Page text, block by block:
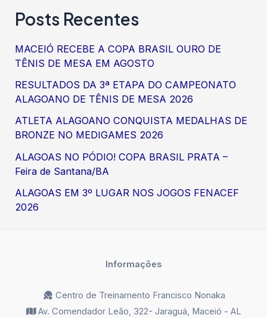
Posts Recentes
MACEIÓ RECEBE A COPA BRASIL OURO DE
TÊNIS DE MESA EM AGOSTO
RESULTADOS DA 3ª ETAPA DO CAMPEONATO
ALAGOANO DE TÊNIS DE MESA 2026
ATLETA ALAGOANO CONQUISTA MEDALHAS DE
BRONZE NO MEDIGAMES 2026
ALAGOAS NO PÓDIO! COPA BRASIL PRATA –
Feira de Santana/BA
ALAGOAS EM 3º LUGAR NOS JOGOS FENACEF
2026
Informações
Centro de Treinamento Francisco Nonaka
Av. Comendador Leão, 322- Jaraguá, Maceió - AL